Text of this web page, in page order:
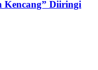
Kencang” Diiringi